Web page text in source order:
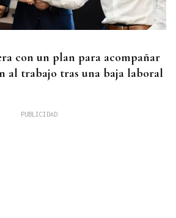
con un plan para acompañar
al trabajo tras una baja laboral